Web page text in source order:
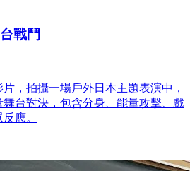
戰鬥
，拍攝一場戶外日本主題表演中，
台對決，包含分身、能量攻擊、戲
應。